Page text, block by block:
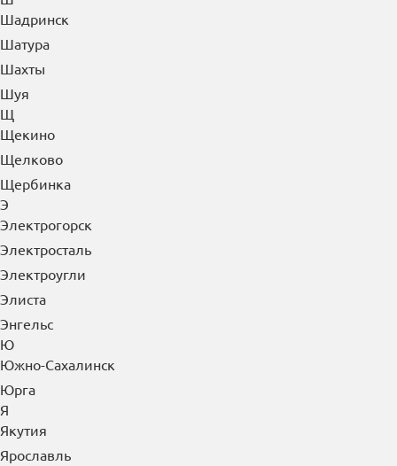
Шатура
Шахты
Шуя
Щ
Щекино
Щелково
Щербинка
Э
Электрогорск
Электросталь
Электроугли
Элиста
Энгельс
Ю
Южно-Сахалинск
Юрга
Я
Якутия
Ярославль
Ярцево